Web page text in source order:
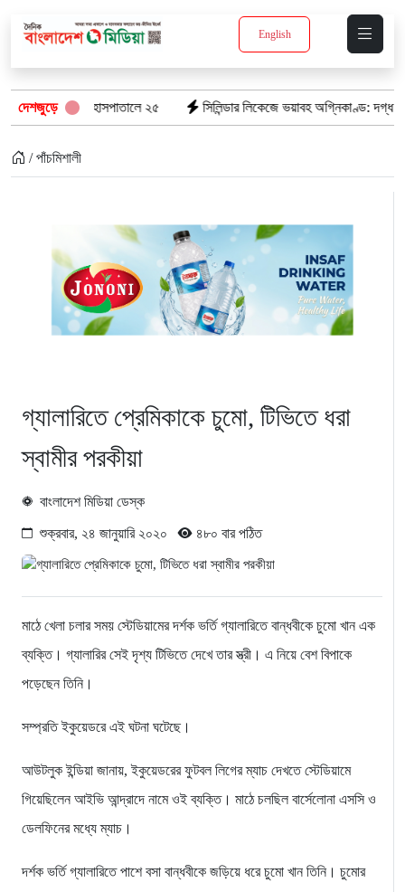
English
দেশজুড়ে
প্রাণ, হাসপাতালে ২৫ সিলিন্ডার লিকেজে ভয়াবহ অগ্নিকাণ্ড: দগ্ধ ৩ জনের
/ পাঁচমিশালী
গ্যালারিতে প্রেমিকাকে চুমো, টিভিতে ধরা
স্বামীর পরকীয়া
বাংলাদেশ মিডিয়া ডেস্ক
শুক্রবার, ২৪ জানুয়ারি ২০২০ ৪৮০ বার পঠিত
মাঠে খেলা চলার সময় স্টেডিয়ামের দর্শক ভর্তি গ্যালারিতে বান্ধবীকে চুমো খান এক
ব্যক্তি। গ্যালারির সেই দৃশ্য টিভিতে দেখে তার স্ত্রী। এ নিয়ে বেশ বিপাকে
পড়েছেন তিনি।
সম্প্রতি ইকুয়েডরে এই ঘটনা ঘটেছে।
আউটলুক ইন্ডিয়া জানায়, ইকুয়েডরের ফুটবল লিগের ম্যাচ দেখতে স্টেডিয়ামে
গিয়েছিলেন আইভি আন্দ্রাদে নামে ওই ব্যক্তি। মাঠে চলছিল বার্সেলোনা এসসি ও
ডেলফিনের মধ্যে ম্যাচ।
দর্শক ভর্তি গ্যালারিতে পাশে বসা বান্ধবীকে জড়িয়ে ধরে চুমো খান তিনি। চুমোর